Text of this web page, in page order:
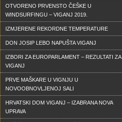
OTVORENO PRVENSTO ČEŠKE U
WINDSURFINGU – VIGANJ 2019.
IZMJERENE REKORDNE TEMPERATURE
DON JOSIP LEBO NAPUŠTA VIGANJ
IZBORI ZA EUROPARLAMENT – REZULTATI ZA
VIGANJ
PRVE MAŠKARE U VIGNJU U
NOVOOBNOVLJENOJ SALI
HRVATSKI DOM VIGANJ – IZABRANA NOVA
UPRAVA